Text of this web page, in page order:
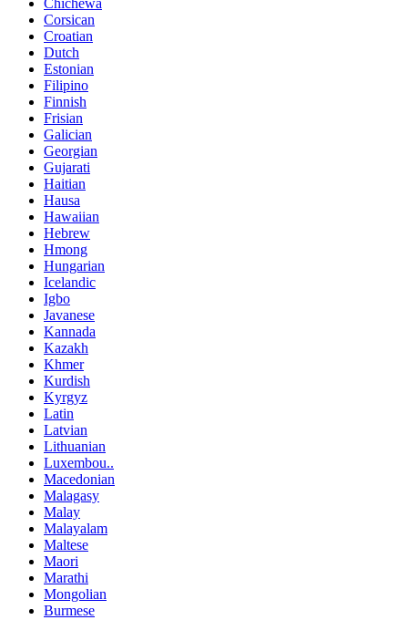
Chichewa
Corsican
Croatian
Dutch
Estonian
Filipino
Finnish
Frisian
Galician
Georgian
Gujarati
Haitian
Hausa
Hawaiian
Hebrew
Hmong
Hungarian
Icelandic
Igbo
Javanese
Kannada
Kazakh
Khmer
Kurdish
Kyrgyz
Latin
Latvian
Lithuanian
Luxembou..
Macedonian
Malagasy
Malay
Malayalam
Maltese
Maori
Marathi
Mongolian
Burmese